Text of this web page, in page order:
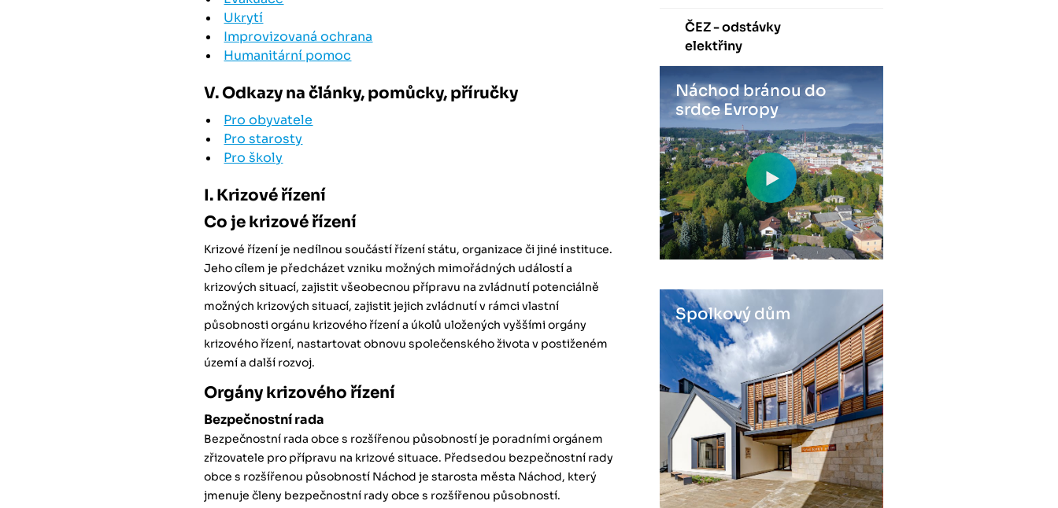
Ukrytí
Improvizovaná ochrana
Humanitární pomoc
V. Odkazy na články, pomůcky, příručky
Pro obyvatele
Pro starosty
Pro školy
I. Krizové řízení
Co je krizové řízení
Krizové řízení je nedílnou součástí řízení státu, organizace či jiné instituce.
Jeho cílem je předcházet vzniku možných mimořádných událostí a
krizových situací, zajistit všeobecnou přípravu na zvládnutí potenciálně
možných krizových situací, zajistit jejich zvládnutí v rámci vlastní
působnosti orgánu krizového řízení a úkolů uložených vyššími orgány
krizového řízení, nastartovat obnovu společenského života v postiženém
území a další rozvoj.
Orgány krizového řízení
Bezpečnostní rada
Bezpečnostní rada obce s rozšířenou působností je poradními orgánem
zřizovatele pro přípravu na krizové situace. Předsedou bezpečnostní rady
obce s rozšířenou působností Náchod je starosta města Náchod, který
jmenuje členy bezpečnostní rady obce s rozšířenou působností.
ČEZ - odstávky
elektřiny
Náchod bránou do
srdce Evropy
Spolkový dům